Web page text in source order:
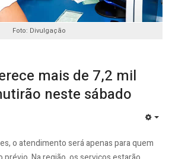
Foto: Divulgação
mais de 7,2 mil
neste sábado
o atendimento será apenas para quem